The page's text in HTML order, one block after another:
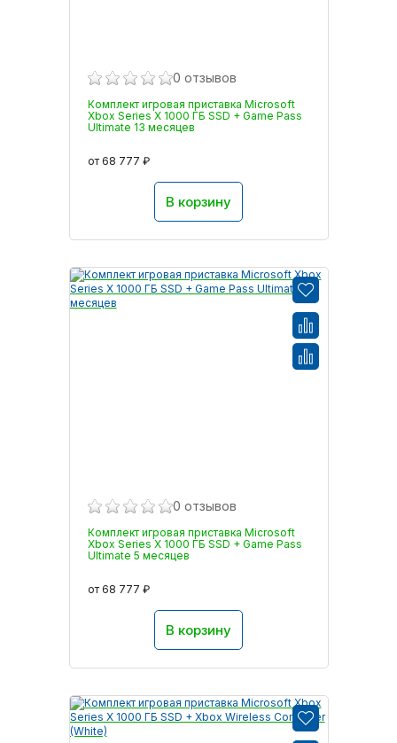
0 отзывов
Комплект игровая приставка Microsoft
Xbox Series X 1000 ГБ SSD + Game Pass
Ultimate 13 месяцев
от 68 777 ₽
В корзину
0 отзывов
Комплект игровая приставка Microsoft
Xbox Series X 1000 ГБ SSD + Game Pass
Ultimate 5 месяцев
от 68 777 ₽
В корзину